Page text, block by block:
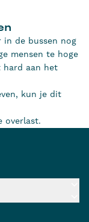
in de bussen nog
mensen te hoge
hard aan het
kun je dit
overlast.